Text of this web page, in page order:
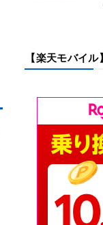
【楽天モバイ